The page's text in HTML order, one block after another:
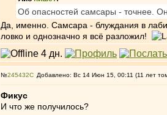
Об опасностей самсары - точнее.
Да, именно. Самсара - блуждания в
ловко и однозначно я всё разложил!
№245432 Добавлено: Вс 14 Июн 15, 00:11 (11 лет
Фикус
И что же получилось?